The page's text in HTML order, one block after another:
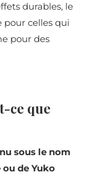
durables, le
pour celles qui
pour des
ce que
sous le nom
de Yuko